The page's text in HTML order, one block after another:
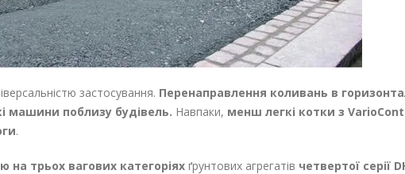
застосування. Перенаправлення коливань в
машини поблизу будівель. Навпаки, менш легкі котки з
.
на трьох вагових категоріях ґрунтових агрегатів четвертої серії